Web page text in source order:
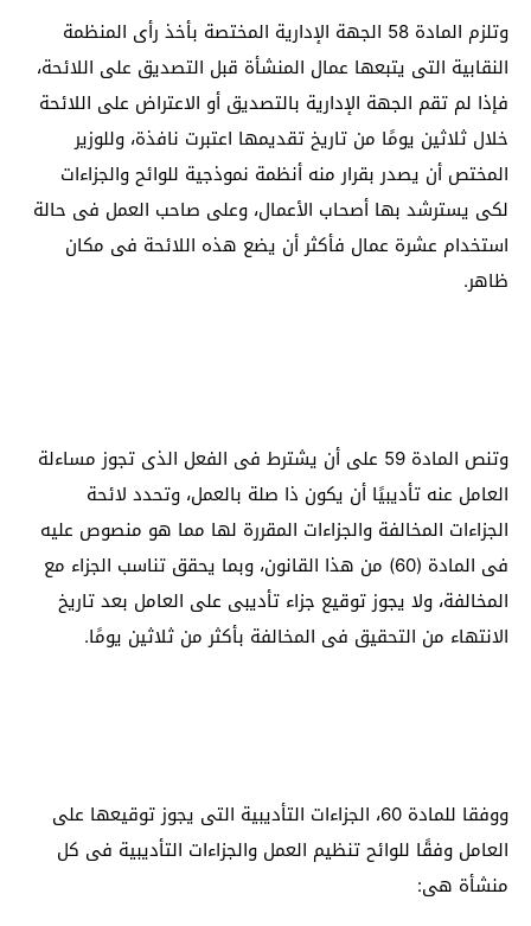
وتلزم المادة 58 الجهة الإدارية المختصة بأخذ رأى المنظمة
النقابية التى يتبعها عمال المنشأة قبل التصديق على اللائحة،
فإذا لم تقم الجهة الإدارية بالتصديق أو الاعتراض على اللائحة
خلال ثلاثين يومًا من تاريخ تقديمها اعتبرت نافذة، وللوزير
المختص أن يصدر بقرار منه أنظمة نموذجية للوائح والجزاءات
لكى يسترشد بها أصحاب الأعمال، وعلى صاحب العمل فى حالة
استخدام عشرة عمال فأكثر أن يضع هذه اللائحة فى مكان
ظاهر.
وتنص المادة 59 على أن يشترط فى الفعل الذى تجوز مساءلة
العامل عنه تأديبيًا أن يكون ذا صلة بالعمل، وتحدد لائحة
الجزاءات المخالفة والجزاءات المقررة لها مما هو منصوص عليه
فى المادة (60) من هذا القانون، وبما يحقق تناسب الجزاء مع
المخالفة، ولا يجوز توقيع جزاء تأديبى على العامل بعد تاريخ
الانتهاء من التحقيق فى المخالفة بأكثر من ثلاثين يومًا.
ووفقا للمادة 60، الجزاءات التأديبية التى يجوز توقيعها على
العامل وفقًا للوائح تنظيم العمل والجزاءات التأديبية فى كل
منشأة هى: